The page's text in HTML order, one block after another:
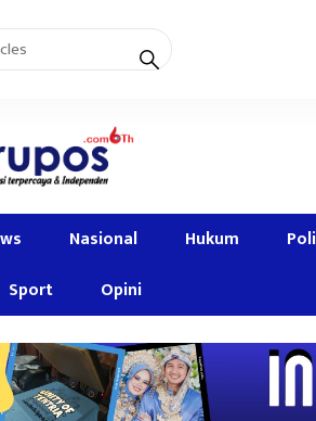
Nasional Hukum
Sport Opini